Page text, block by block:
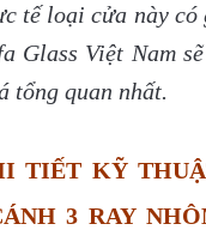
tế loại cửa này
Glass Việt Nam
tổng quan nhất.
TIẾT KỸ
3 RAY